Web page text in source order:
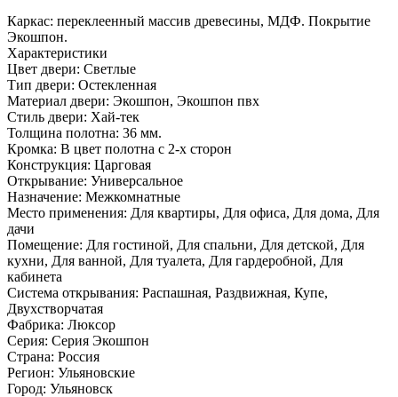
Каркас: переклеенный массив древесины, МДФ. Покрытие
Экошпон.
Характеристики
Цвет двери: Светлые
Тип двери: Остекленная
Материал двери: Экошпон, Экошпон пвх
Стиль двери: Хай-тек
Толщина полотна: 36 мм.
Кромка: В цвет полотна с 2-х сторон
Конструкция: Царговая
Открывание: Универсальное
Назначение: Межкомнатные
Место применения: Для квартиры, Для офиса, Для дома, Для
дачи
Помещение: Для гостиной, Для спальни, Для детской, Для
кухни, Для ванной, Для туалета, Для гардеробной, Для
кабинета
Система открывания: Распашная, Раздвижная, Купе,
Двухстворчатая
Фабрика: Люксор
Серия: Серия Экошпон
Страна: Россия
Регион: Ульяновские
Город: Ульяновск